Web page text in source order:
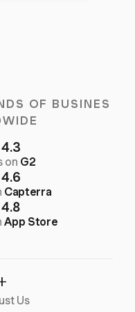
OF BUSINES
4.3
on G2
4.6
Capterra
4.8
App Store
Us